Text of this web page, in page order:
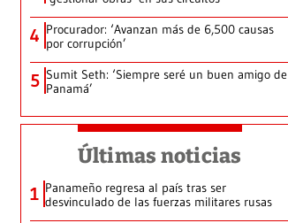
4 Procurador: ‘Avanzan más de 6,500 causas
por corrupción’
5 Sumit Seth: ‘Siempre seré un buen amigo de
Panamá’
Últimas noticias
1 Panameño regresa al país tras ser
desvinculado de las fuerzas militares rusas